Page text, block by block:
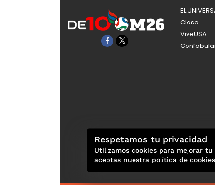
EL
Clase
ViveUSA
Respetamos tu privacidad
Utilizamos cookies para mejorar
aceptas nuestra política de